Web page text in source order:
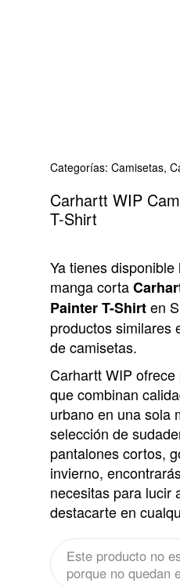
Carhartt WIP
T-Shirt
Ya tienes
manga corta
Painter T-Shirten
productos similares
de camisetas.
Carhartt WIP
que combinan
urbano en una sola
selección de
pantalones cortos,
invierno,
necesitas para lucir
destacarte en
Este producto no
porque no quedan
Categorías: Camisetas,